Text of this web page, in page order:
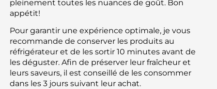
pleinement toutes les nuances de goût. Bon
appétit!
Pour garantir une expérience optimale, je vous
recommande de conserver les produits au
réfrigérateur et de les sortir 10 minutes avant de
les déguster. Afin de préserver leur fraîcheur et
leurs saveurs, il est conseillé de les consommer
dans les 3 jours suivant leur achat.